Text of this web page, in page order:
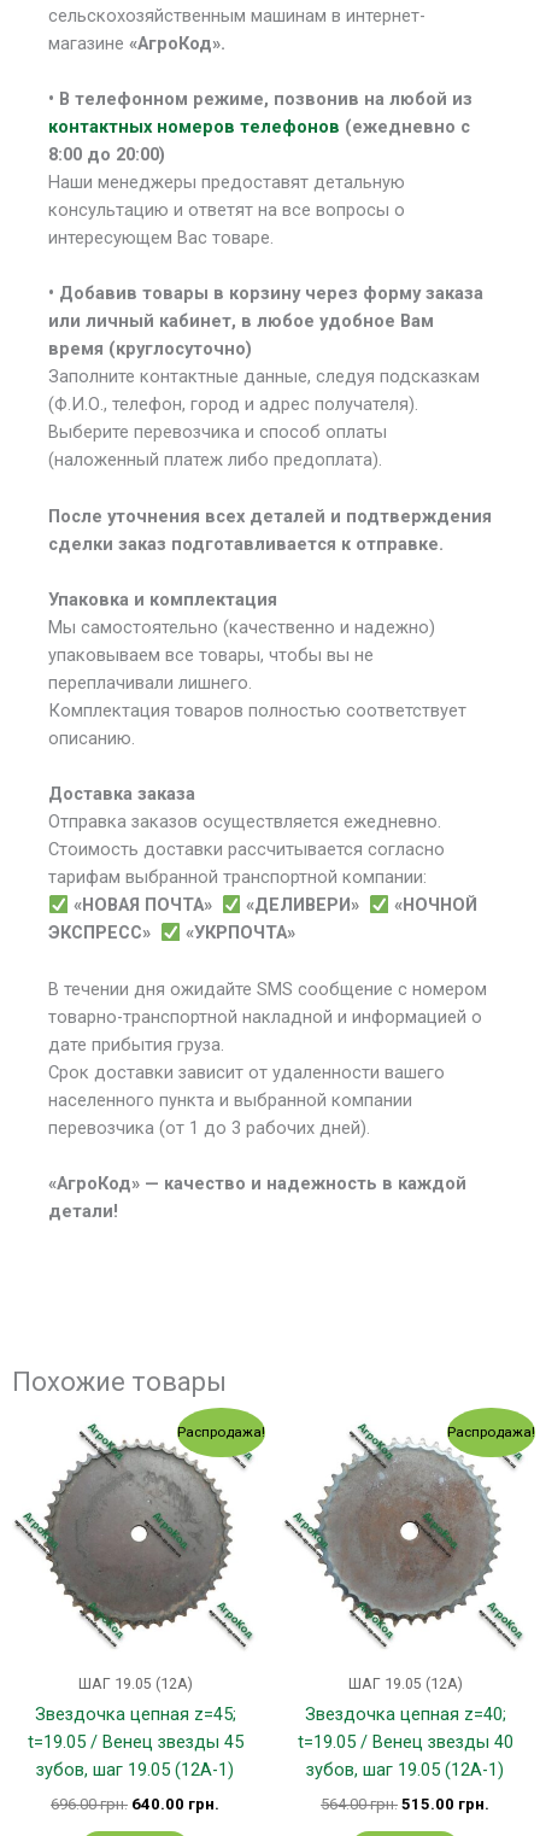
сельскохозяйственным машинам в интернет-
магазине «АгроКод».
• В телефонном режиме, позвонив на любой из
контактных номеров телефонов (ежедневно с
8:00 до 20:00)
Наши менеджеры предоставят детальную
консультацию и ответят на все вопросы о
интересующем Вас товаре.
• Добавив товары в корзину через форму заказа
или личный кабинет, в любое удобное Вам
время (круглосуточно)
Заполните контактные данные, следуя подсказкам
(Ф.И.О., телефон, город и адрес получателя).
Выберите перевозчика и способ оплаты
(наложенный платеж либо предоплата).
После уточнения всех деталей и подтверждения
сделки заказ подготавливается к отправке.
Упаковка и комплектация
Мы самостоятельно (качественно и надежно)
упаковываем все товары, чтобы вы не
переплачивали лишнего.
Комплектация товаров полностью соответствует
описанию.
Доставка заказа
Отправка заказов осуществляется ежедневно.
Стоимость доставки рассчитывается согласно
тарифам выбранной транспортной компании:
«НОВАЯ ПОЧТА»
«ДЕЛИВЕРИ»
«НОЧНОЙ
ЭКСПРЕСС»
«УКРПОЧТА»
В течении дня ожидайте SMS сообщение с номером
товарно-транспортной накладной и информацией о
дате прибытия груза.
Срок доставки зависит от удаленности вашего
населенного пункта и выбранной компании
перевозчика (от 1 до 3 рабочих дней).
«АгроКод» — качество и надежность в каждой
детали!
Похожие товары
Распродажа!
ШАГ 19.05 (12А)
Звездочка цепная z=45;
t=19.05 / Венец звезды 45
зубов, шаг 19.05 (12А-1)
696.00грн.
Первоначальная
цена
составляла
696.00 грн..
640.00 грн.
Текущая
цена:
640.00 грн..
Распродажа!
ШАГ 19.05 (12А)
Звездочка цепная z=40;
t=19.05 / Венец звезды 40
зубов, шаг 19.05 (12А-1)
564.00грн.
Первоначальная
цена
составляла
564.00 грн..
515.00 грн.
цена: